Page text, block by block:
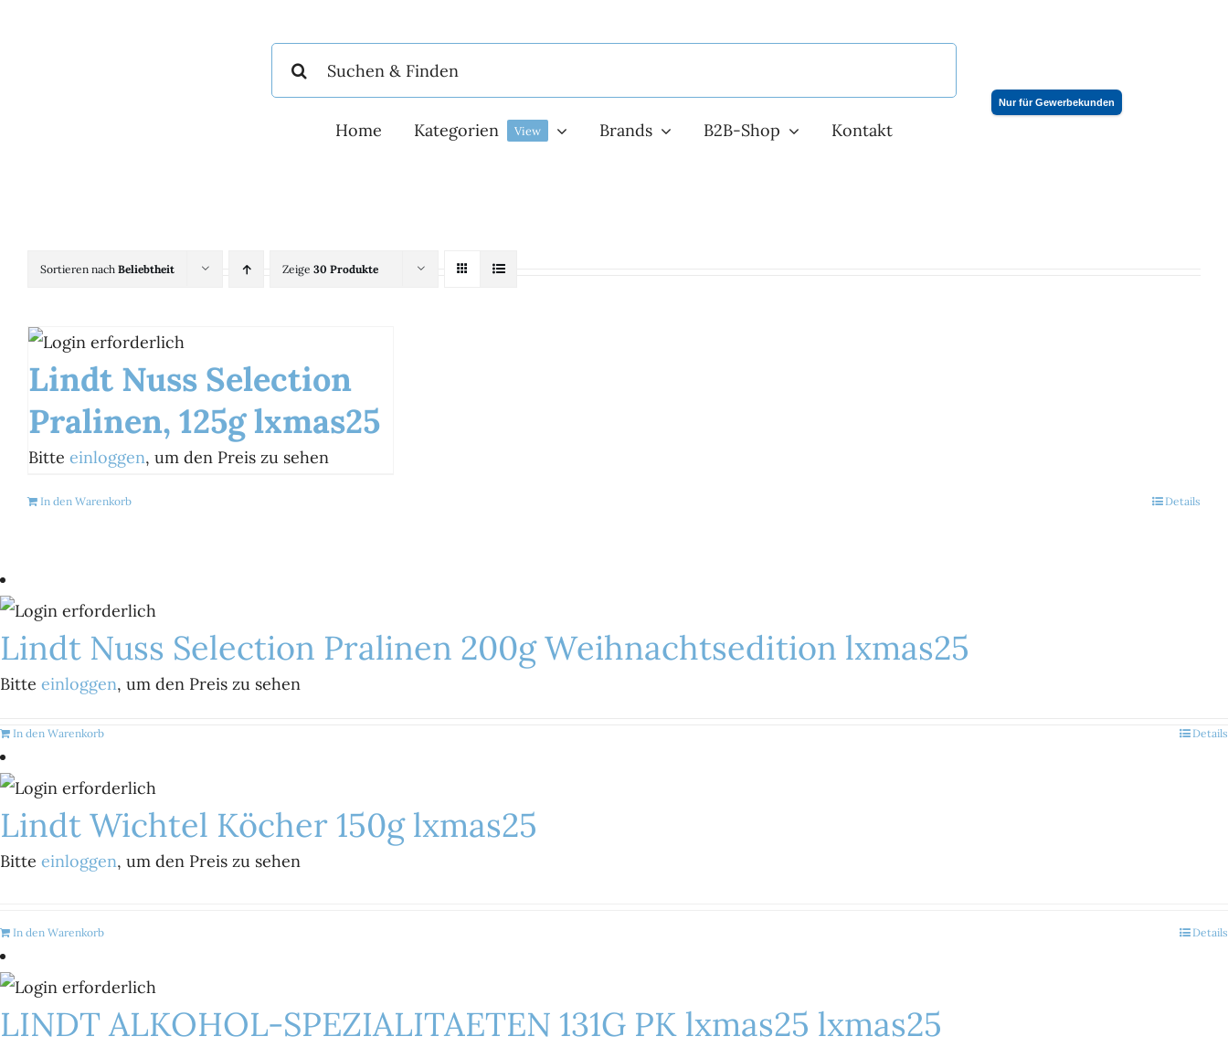
Home
Kategorien View Brands B2B-Shop Kontakt
Nur für Gewerbekunden
Sortieren nach Beliebtheit Zeige 30 Produkte
Lindt Nuss Selection
Pralinen, 125g lxmas25
Bitte einloggen, um den Preis zu sehen
In den Warenkorb Details
Lindt Nuss Selection Pralinen 200g Weihnachtsedition lxmas25
Bitte einloggen, um den Preis zu sehen
In den Warenkorb Details
Lindt Wichtel Köcher 150g lxmas25
Bitte einloggen, um den Preis zu sehen
In den Warenkorb Details
LINDT ALKOHOL-SPEZIALITAETEN 131G PK lxmas25 lxmas25